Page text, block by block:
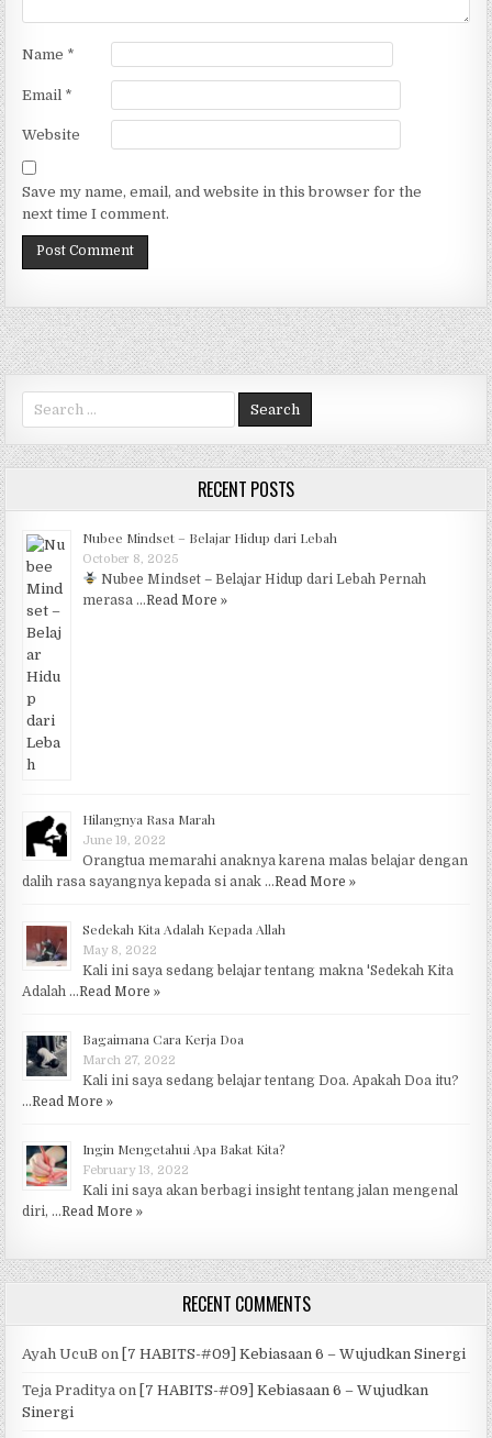
Name *
Email *
Website
Save my name, email, and website in this browser for the
next time I comment.
Search for:
RECENT POSTS
Nubee Mindset – Belajar Hidup dari Lebah
October 8, 2025
Nubee Mindset – Belajar Hidup dari Lebah Pernah
merasa …Read More »
Hilangnya Rasa Marah
June 19, 2022
Orangtua memarahi anaknya karena malas belajar dengan
dalih rasa sayangnya kepada si anak …Read More »
Sedekah Kita Adalah Kepada Allah
May 8, 2022
Kali ini saya sedang belajar tentang makna 'Sedekah Kita
Adalah …Read More »
Bagaimana Cara Kerja Doa
March 27, 2022
Kali ini saya sedang belajar tentang Doa. Apakah Doa itu?
…Read More »
Ingin Mengetahui Apa Bakat Kita?
February 13, 2022
Kali ini saya akan berbagi insight tentang jalan mengenal
diri, …Read More »
RECENT COMMENTS
Ayah UcuB on [7 HABITS-#09] Kebiasaan 6 – Wujudkan Sinergi
Teja Praditya on
[7 HABITS-#09] Kebiasaan 6 – Wujudkan
Sinergi